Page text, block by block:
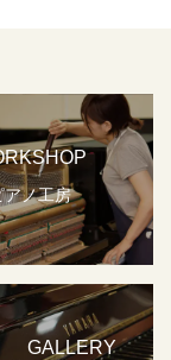
アノ工房
GALLERY